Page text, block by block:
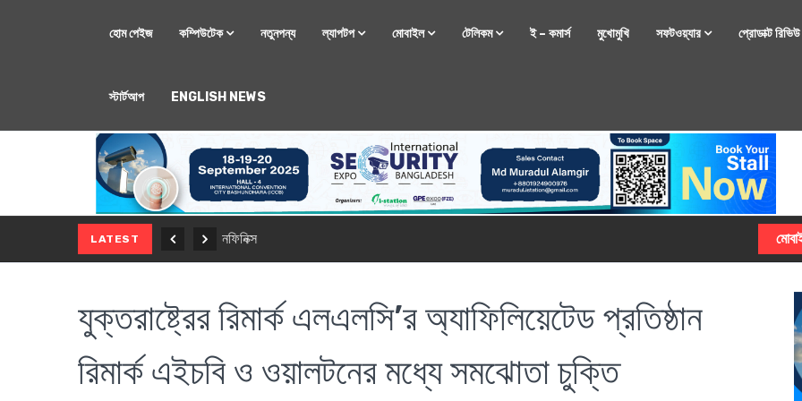
হোম পেইজ কম্পিউটেক নতুনপন্য ল্যাপটপ মোবাইল টেলিকম ই – কমার্স মুখোমুখি সফটওয়্যার প্রোডাক্ট রিভিউ
স্টার্টআপ ENGLISH NEWS
LATEST মোবাইল
যুক্তরাষ্ট্রের রিমার্ক এলএলসি’র অ্যাফিলিয়েটেড প্রতিষ্ঠান
রিমার্ক এইচবি ও ওয়ালটনের মধ্যে সমঝোতা চুক্তি